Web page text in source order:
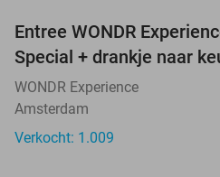
Entree WONDR
Special + drankje naar
WONDR Experience
Amsterdam
Verkocht: 1.009